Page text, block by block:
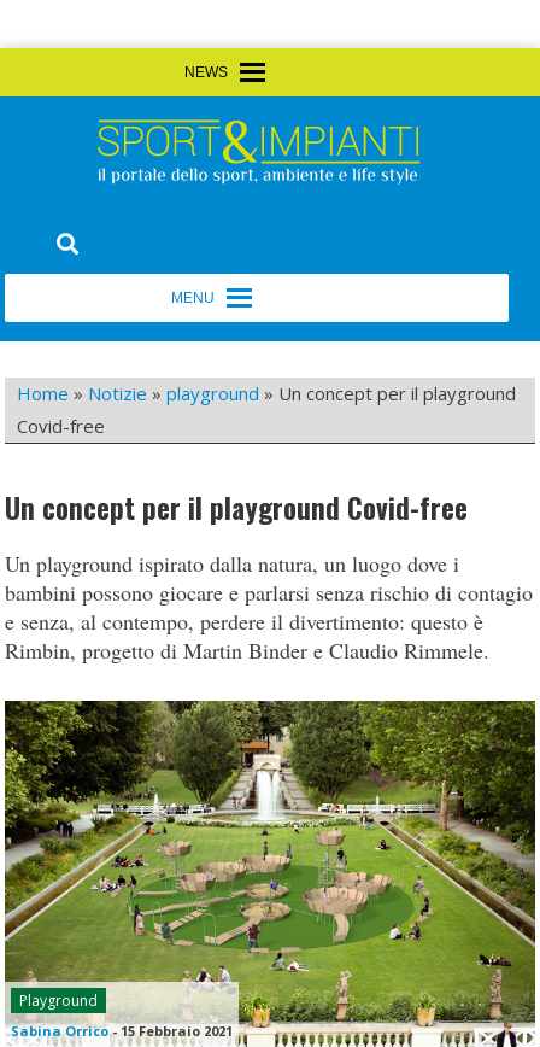
to
Sport&Impianti
Home » Notizie »playground » Un concept per il playground
Covid-free
Un concept per il playground Covid-free
Un playground ispirato dalla natura, un luogo dove i
bambini possono giocare e parlarsi senza rischio di contagio
e senza, al contempo, perdere il divertimento: questo è
Rimbin, progetto di Martin Binder e Claudio Rimmele.
Playground
Sabina Orrico- 15 Febbraio 2021